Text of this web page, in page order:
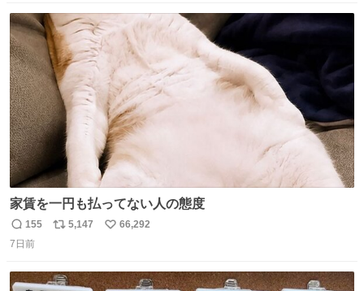
ト
数
数
家賃を一円も払ってない人の態度
返
信
155
リ
ト
5,147
い
数
66,292
7日前